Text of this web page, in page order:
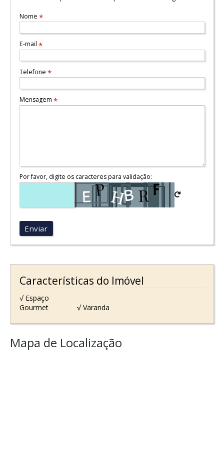
Nome *
E-mail *
Telefone *
Mensagem *
Por favor, digite os caracteres para validação:
Enviar
Características do Imóvel
√ Espaço
Gourmet
√ Varanda
Mapa de Localização